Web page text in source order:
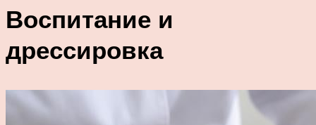
Воспитание и
дрессировка